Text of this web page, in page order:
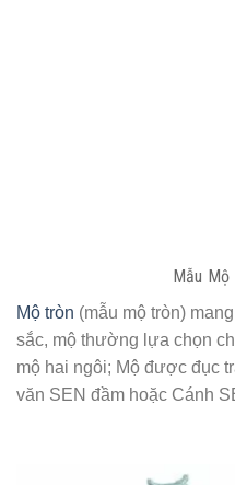
Mẫu
Mộ tròn (mẫu mộ tròn)
sắc, mộ thường lựa chọn
mộ hai ngôi; Mộ được đục
văn SEN đầm hoặc Cánh